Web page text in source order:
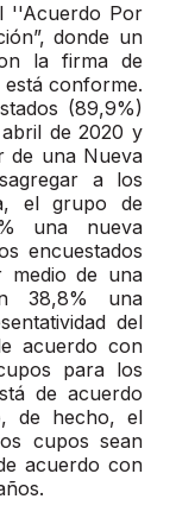
''Acuerdo Por
donde un
la firma de
conforme.
(89,9%)
de 2020 y
de una Nueva
a los
el grupo de
una nueva
encuestados
medio de una
38,8% una
del
acuerdo con
para los
de acuerdo
de hecho, el
cupos sean
acuerdo con